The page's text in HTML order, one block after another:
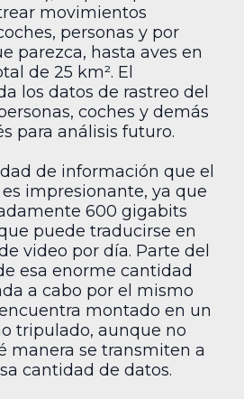
movimientos
personas y por
parezca, hasta aves en
de 25 km². El
los datos de rastreo del
coches y demás
para análisis futuro.
de información que el
impresionante, ya que
600 gigabits
puede traducirse en
video por día. Parte del
esa enorme cantidad
a cabo por el mismo
montado en un
tripulado, aunque no
manera se transmiten a
cantidad de datos.